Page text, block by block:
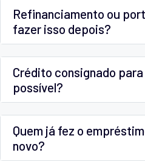
Refinanciamento ou
fazer isso depois?
Crédito consignado
possível?
Quem já fez o
novo?